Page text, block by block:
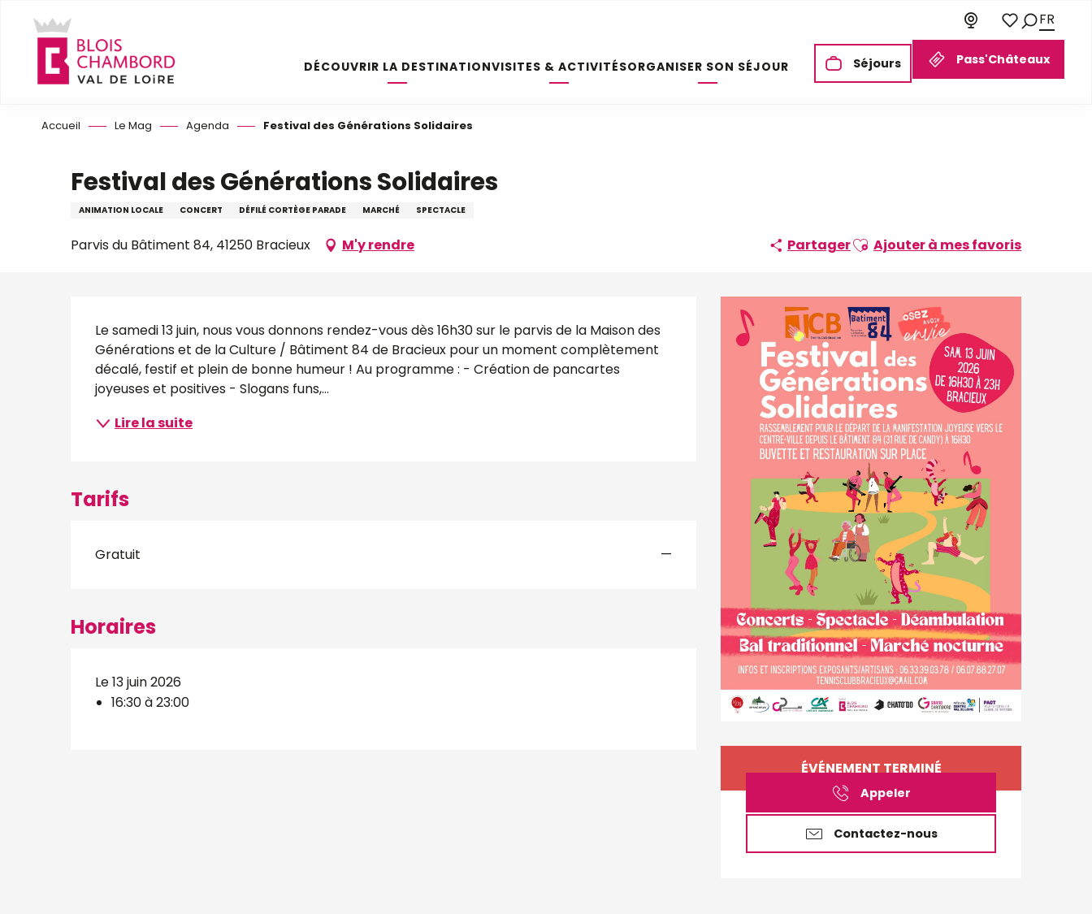
contenu
principal
Pass'Châteaux
Séjours
Voir les favoris
FR
DÉCOUVRIR LA DESTINATIONVISITES & ACTIVITÉSORGANISER SON SÉJOUR
Accueil Le Mag Agenda Festival des Générations Solidaires
Festival des Générations Solidaires
ANIMATION LOCALE CONCERT DÉFILÉ CORTÈGE PARADE MARCHÉ SPECTACLE
Parvis du Bâtiment 84, 41250 Bracieux M'y rendre PartagerAjouter aux favoris
Ajouter à mes favoris
Ouverture et
ÉVÉNEMENT TERMINÉ
Appeler
Contactez-nous
Description
Le samedi 13 juin, nous vous donnons rendez-vous dès 16h30 sur le parvis de la Maison des
Générations et de la Culture / Bâtiment 84 de Bracieux pour un moment complètement
décalé, festif et plein de bonne humeur ! Au programme : - Création de pancartes
joyeuses et positives - Slogans funs,...
Lire la suite
Tarifs
Gratuit —
Horaires
Le 13 juin 2026
16:30 à 23:00